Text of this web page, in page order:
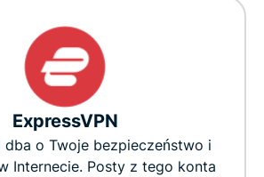
ExpressVPN
dba o Twoje bezpieczeństwo i
Internecie. Posty z tego konta